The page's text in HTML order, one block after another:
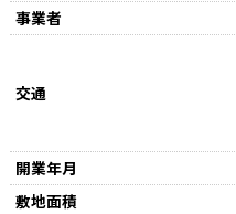
事業者
交通
開業年月
敷地面積